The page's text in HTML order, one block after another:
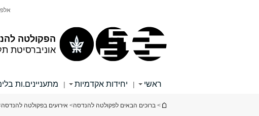
הפקולטה
אוניברסיטת
ראשי | יחידות אקדמיות | מתעניינים.ות
הינך נמצא כאן
> ברוכים הבאים לפקולטה להנדסה> אירועים בפקולטה להנדסהto Smart Grids